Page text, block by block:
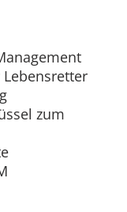
zum